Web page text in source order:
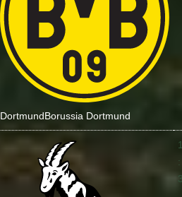
DortmundBorussia Dortmund
: